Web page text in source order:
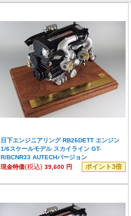
日下エンジニアリング RB26DETT エンジン
1/6スケールモデル スカイライン GT-
R/BCNR33 AUTECHバージョン
現金特価(税込) 39,600 円 ポイント3倍